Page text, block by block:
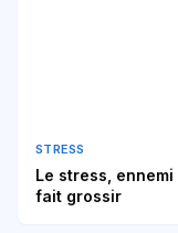
STRESS
Le stress,
fait grossir